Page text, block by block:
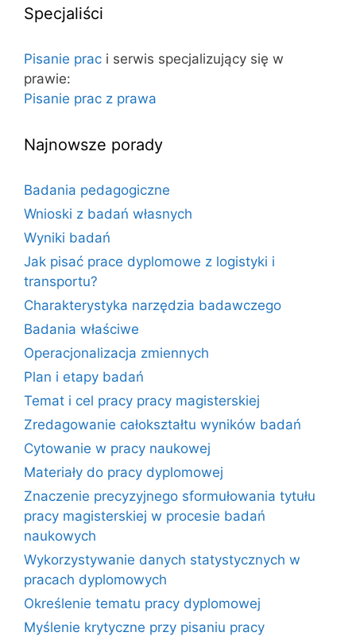
k
:
Specjaliści
Pisanie prac i serwis specjalizujący się w
prawie:
Pisanie prac z prawa
Najnowsze porady
Badania pedagogiczne
Wnioski z badań własnych
Wyniki badań
Jak pisać prace dyplomowe z logistyki i
transportu?
Charakterystyka narzędzia badawczego
Badania właściwe
Operacjonalizacja zmiennych
Plan i etapy badań
Temat i cel pracy pracy magisterskiej
Zredagowanie całokształtu wyników badań
Cytowanie w pracy naukowej
Materiały do pracy dyplomowej
Znaczenie precyzyjnego sformułowania tytułu
pracy magisterskiej w procesie badań
naukowych
Wykorzystywanie danych statystycznych w
pracach dyplomowych
Określenie tematu pracy dyplomowej
Myślenie krytyczne przy pisaniu pracy